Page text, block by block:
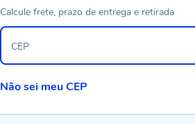
Calcule frete, prazo de entrega e retirada
CEP
Não sei meu CEP